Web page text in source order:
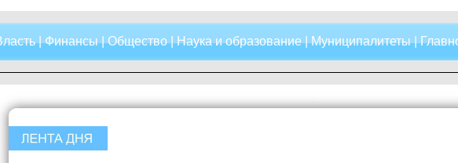
|Финансы|Общество|Наука и образование|Муниципалитеты|